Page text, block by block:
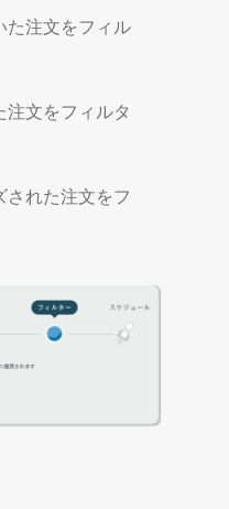
た注文をフィル
文をフィルタ
れた注文をフ